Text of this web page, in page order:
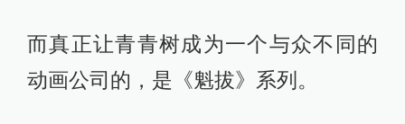
而真正让青青树成为一个与众不同的
动画公司的，是《魁拔》系列。